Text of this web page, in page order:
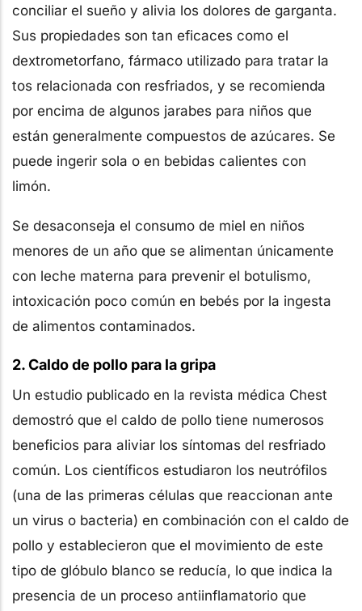
conciliar el sueño y alivia los dolores de garganta.
Sus propiedades son tan eficaces como el
dextrometorfano, fármaco utilizado para tratar la
tos relacionada con resfriados, y se recomienda
por encima de algunos jarabes para niños que
están generalmente compuestos de azúcares. Se
puede ingerir sola o en bebidas calientes con
limón.
Se desaconseja el consumo de miel en niños
menores de un año que se alimentan únicamente
con leche materna para prevenir el botulismo,
intoxicación poco común en bebés por la ingesta
de alimentos contaminados.
2. Caldo de pollo para la gripa
Un estudio publicado en la revista médica Chest
demostró que el caldo de pollo tiene numerosos
beneficios para aliviar los síntomas del resfriado
común. Los científicos estudiaron los neutrófilos
(una de las primeras células que reaccionan ante
un virus o bacteria) en combinación con el caldo de
pollo y establecieron que el movimiento de este
tipo de glóbulo blanco se reducía, lo que indica la
presencia de un proceso antiinflamatorio que